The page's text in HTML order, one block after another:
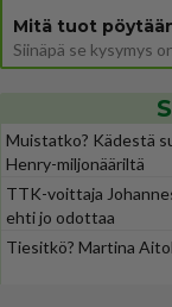
Mitä tuot
Muistatko? Kädestä
Henry-miljonääriltä
TTK-voittaja
ehti jo odottaa
Tiesitkö? Martina